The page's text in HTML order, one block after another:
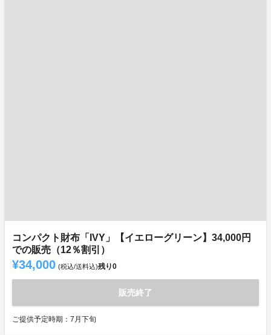
コンパクト財布「IVY」【イエローグリーン】34,000円
での販売（12％割引）
¥34,000 (税込/送料込)残り0
販売終了
ご提供予定時期：7月下旬